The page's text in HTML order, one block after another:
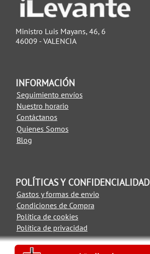
Ministro Luis Mayans, 46, 6
46009 - VALENCIA
INFORMACIÓN
Seguimiento envíos
Nuestro horario
Contáctanos
Quienes Somos
Blog
POLÍTICAS Y CONFIDENCIALIDAD
Gastos y formas de envio
Condiciones de Compra
Política de cookies
Política de privacidad